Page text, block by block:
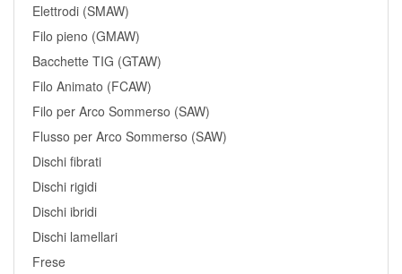
Elettrodi (SMAW)
Filo pieno (GMAW)
Bacchette TIG (GTAW)
Filo Animato (FCAW)
Filo per Arco Sommerso (SAW)
Flusso per Arco Sommerso (SAW)
Dischi fibrati
Dischi rigidi
Dischi ibridi
Dischi lamellari
Frese